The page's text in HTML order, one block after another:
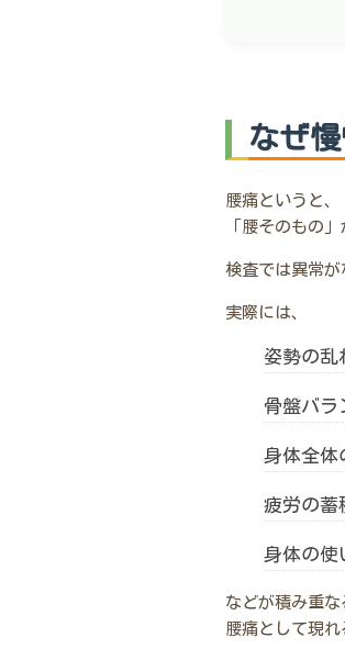
なぜ
腰痛というと、
「腰そのもの
検査では異常が
実際には、
姿勢の乱
骨盤バラ
身体全体
疲労の蓄
身体の使
などが積み重な
腰痛として現れ